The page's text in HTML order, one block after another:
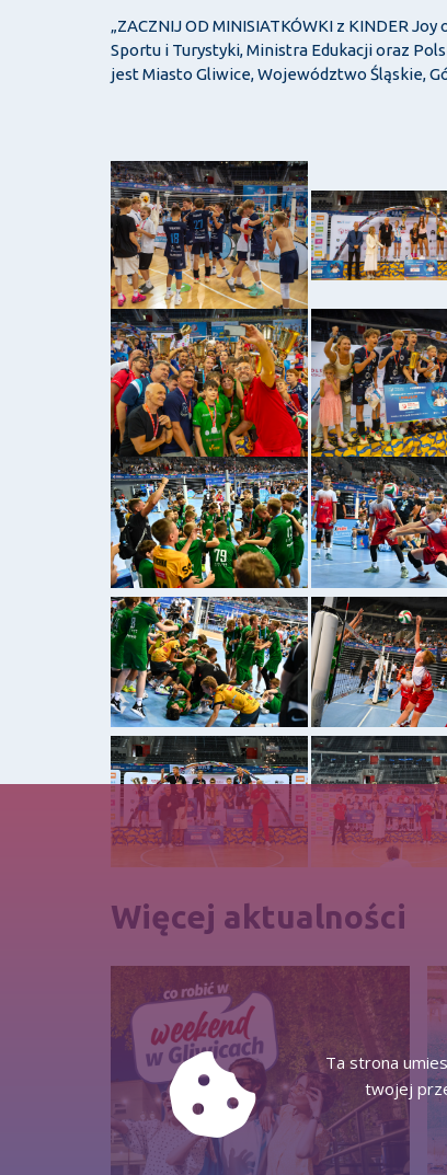
„ZACZNIJ OD MINISIATKÓWKI z KINDER
Sportu i Turystyki, Ministra Edukacji oraz
jest Miasto Gliwice, Województwo Śląskie,
Więcej aktualności
Ta strona
twojej